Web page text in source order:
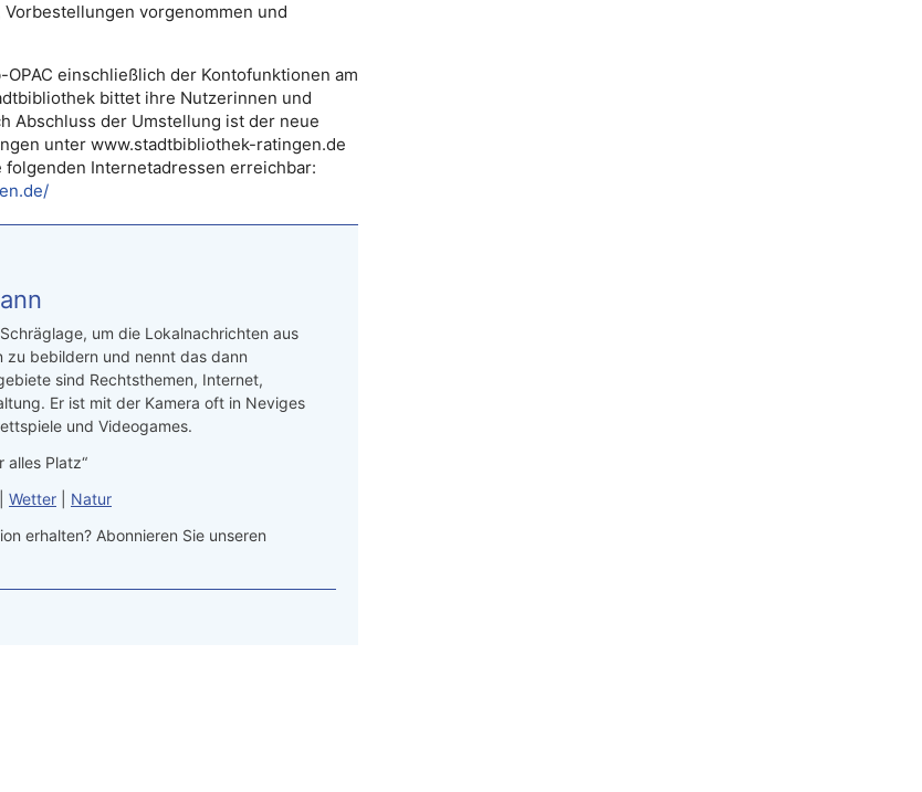
vorgenommen und
einschließlich der Kontofunktionen am
bittet ihre Nutzerinnen und
Abschluss der Umstellung ist der neue
unter www.stadtbibliothek-ratingen.de
folgenden Internetadressen erreichbar:
um die Lokalnachrichten aus
zu bebildern und nennt das dann
sind Rechtsthemen, Internet,
Er ist mit der Kamera oft in Neviges
und Videogames.
alles Platz“
Wetter
Natur
erhalten? Abonnieren Sie unseren